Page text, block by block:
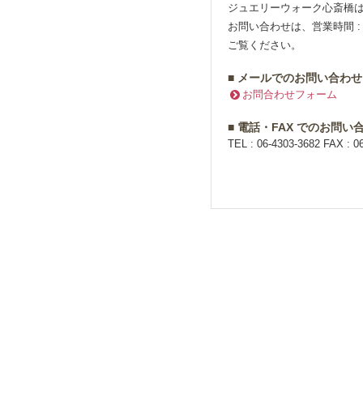
ジュエリーウォーク心斎橋
お問い合わせは、営業時間
ご覧ください。
■ メールでのお問い合わせ
お問合わせフォーム
■ 電話・FAX でのお問い
TEL : 06-4303-3682 FAX :